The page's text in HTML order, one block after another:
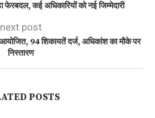
कई अधिकारियों को नई जिम्मेदारी
next post
94 शिकायतें दर्ज, अधिकांश का मौके पर
निस्तारण
POSTS